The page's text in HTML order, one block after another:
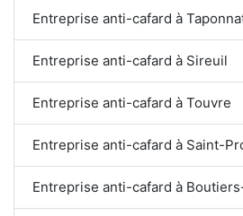
Entreprise anti-cafard à
Entreprise anti-cafard à Sireuil
Entreprise anti-cafard à Touvre
Entreprise anti-cafard à Saint-
Entreprise anti-cafard à